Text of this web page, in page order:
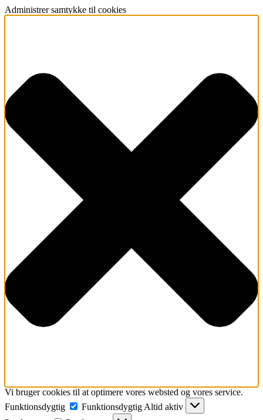
Administrer samtykke til cookies
Vi bruger cookies til at optimere vores websted og vores service.
Funktionsdygtig
Funktionsdygtig Altid aktiv